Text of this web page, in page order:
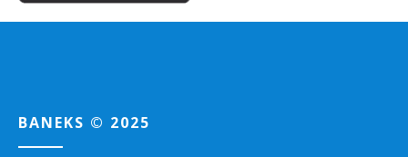
BANEKS © 2025